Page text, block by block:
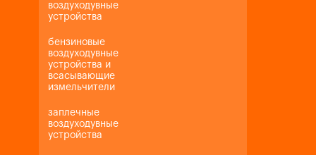
воздуходувные
устройства
бензиновые
воздуходувные
устройства и
всасывающие
измельчители
заплечные
воздуходувные
устройства